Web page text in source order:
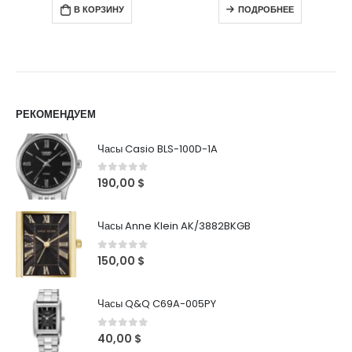
В КОРЗИНУ ПОДРОБНЕЕ
РЕКОМЕНДУЕМ
Часы Casio BLS-100D-1A
0out of 5
190,00 $
Часы Anne Klein AK/3882BKGB
0out of 5
150,00 $
Часы Q&Q C69A-005PY
0 out of 5
40,00 $